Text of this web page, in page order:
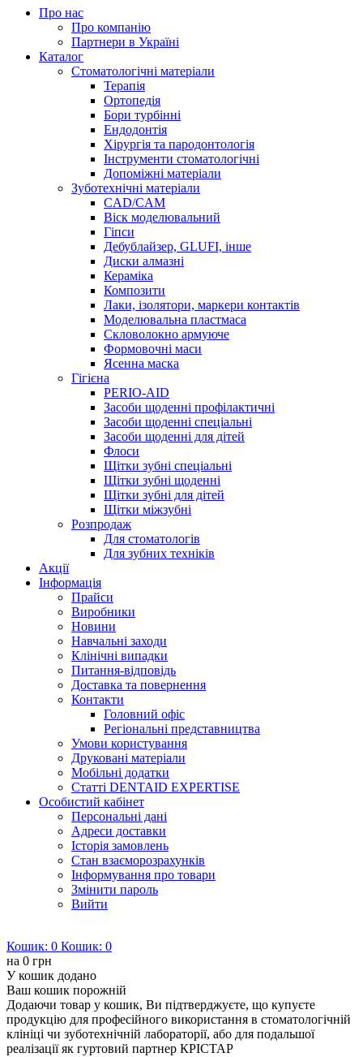
Про нас
Про компанію
Партнери в Україні
Каталог
Стоматологічні матеріали
Терапія
Ортопедія
Бори турбінні
Ендодонтія
Хірургія та пародонтологія
Інструменти стоматологічні
Допоміжні матеріали
Зуботехнічні матеріали
CAD/CAM
Віск моделювальний
Гіпси
Дебублайзер, GLUFI, інше
Диски алмазні
Кераміка
Композити
Лаки, ізолятори, маркери контактів
Моделювальна пластмаса
Скловолокно армуюче
Формовочні маси
Ясенна маска
Гігієна
PERIO-AID
Засоби щоденні профілактичні
Засоби щоденні спеціальні
Засоби щоденні для дітей
Флоси
Щітки зубні спеціальні
Щітки зубні щоденні
Щітки зубні для дітей
Щітки міжзубні
Розпродаж
Для стоматологів
Для зубних техніків
Акції
Інформація
Прайси
Виробники
Новини
Навчальні заходи
Клінічні випадки
Питання-відповідь
Доставка та повернення
Контакти
Головний офіс
Регіональні представництва
Умови користування
Друковані матеріали
Мобільні додатки
Статті DENTAID EXPERTISE
Особистий кабінет
Персональні дані
Адреси доставки
Історія замовлень
Стан взаєморозрахунків
Інформування про товари
Змінити пароль
Вийти
Кошик: 0 Кошик: 0
на 0 грн
У кошик додано
Ваш кошик порожній
Додаючи товар у кошик, Ви підтверджуєте, що купуєте
продукцію для професійного використання в стоматологічній
клініці чи зуботехнічній лабораторії, або для подальшої
реалізації як гуртовий партнер КРІСТАР